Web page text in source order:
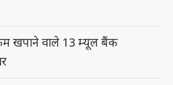
खपाने वाले 13 म्यूल बैंक